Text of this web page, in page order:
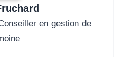
en gestion de